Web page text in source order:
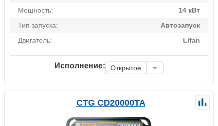
Мощность:
14 кВт
Тип запуска:
Автозапуск
Двигатель:
Lifan
Исполнение: Открытое
CTG CD20000TA